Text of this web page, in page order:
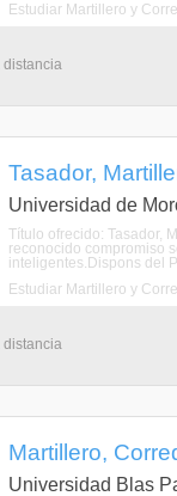
Estudiar Martillero y
distancia
Tasador,
Universidad de
Título ofrecido: Tasador,
reconocido compromiso
inteligentes.Dispons del
Estudiar Martillero y
distancia
Martillero,
Universidad Blas